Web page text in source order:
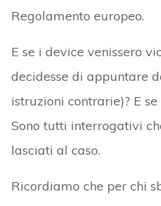
Regolamento europeo.
E se i device venissero
decidesse di appuntare
istruzioni contrarie)? E
Sono tutti interrogativi
lasciati al caso.
Ricordiamo che per chi